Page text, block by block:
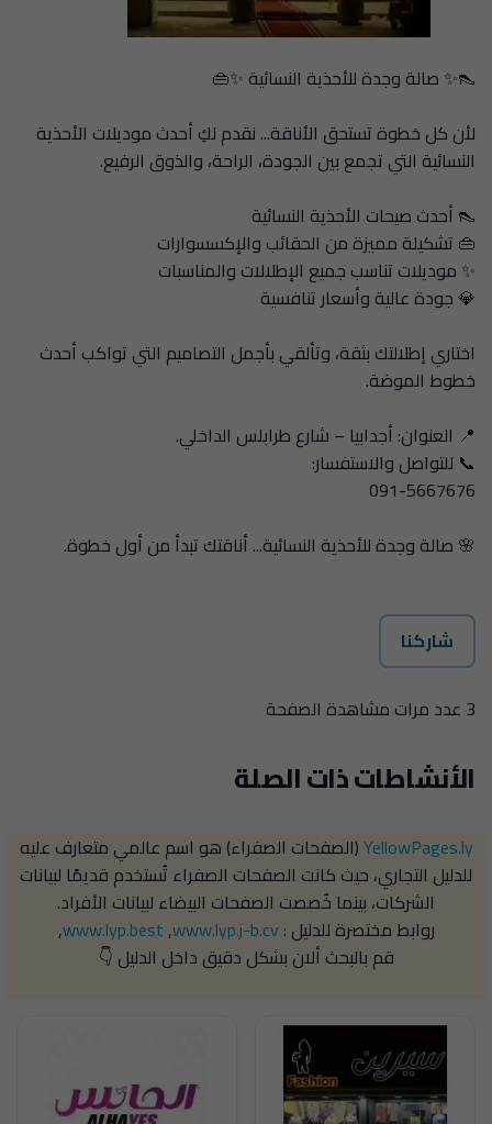
👠✨ صالة وجدة للأحذية النسائية ✨👜
لأن كل خطوة تستحق الأناقة... نقدم لكِ أحدث موديلات الأحذية
النسائية التي تجمع بين الجودة، الراحة، والذوق الرفيع.
👠 أحدث صيحات الأحذية النسائية
👜 تشكيلة مميزة من الحقائب والإكسسوارات
✨ موديلات تناسب جميع الإطلالات والمناسبات
💎 جودة عالية وأسعار تنافسية
اختاري إطلالتك بثقة، وتألقي بأجمل التصاميم التي تواكب أحدث
خطوط الموضة.
📍 العنوان: أجدابيا – شارع طرابلس الداخلي.
📞 للتواصل والاستفسار:
091-5667676
🌸 صالة وجدة للأحذية النسائية... أناقتك تبدأ من أول خطوة.
شاركنا
3 عدد مرات مشاهدة الصفحة
الأنشاطات ذات الصلة
YellowPages.ly(الصفحات الصفراء) هو اسم عالمي متعارف عليه
للدليل التجاري، حيث كانت الصفحات الصفراء تُستخدم قديمًا لبيانات
الشركات، بينما خُصصت الصفحات البيضاء لبيانات الأفراد.
روابط مختصرة للدليل :
www.lyp.best,www.lyp.j-b.cv
,
قم بالبحث ألان بشكل دقيق داخل الدليل 👇